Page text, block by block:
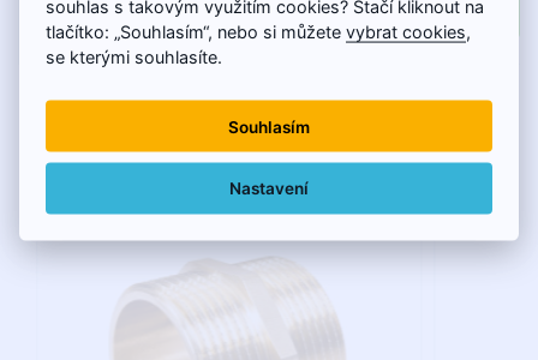
4,99€
Súčasne zákazníci kupujú
souhlas s takovým využitím cookies? Stačí kliknout na
tlačítko: „Souhlasím“, nebo si můžetevybrat cookies,
se kterými souhlasíte.
Souhlasím
Nastavení